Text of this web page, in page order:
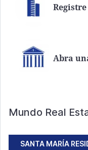
Abra
Mundo Real
SANTA MARÍA